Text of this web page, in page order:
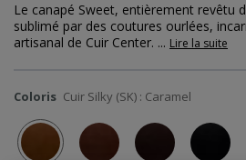
Le canapé Sweet, entièrement revêtu
sublimé par des coutures ourlées,
artisanal de Cuir Center. ... Lire la suite
Coloris Cuir Silky (SK) : Caramel